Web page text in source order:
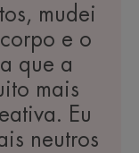
mudei
e o
que a
mais
Eu
neutros